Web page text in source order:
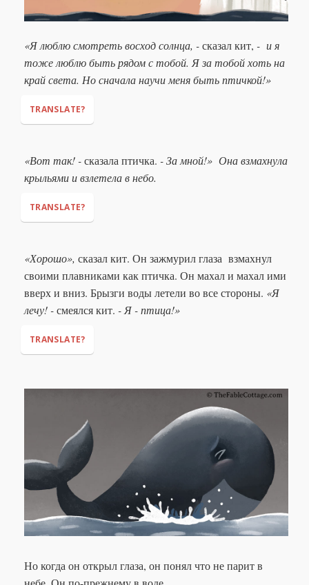
«Я люблю смотреть восход солнца, -сказал кит, - и я
тоже люблю быть рядом с тобой. Я за тобой хоть на
край света. Но сначала научи меня быть птичкой!»
TRANSLATE?
love to be by your side. I will follow you even to the edge of
the Earth. But first, teach me to be a bird!"
«Вот так! -сказала птичка. - За мной!» Она взмахнула
крыльями и взлетела в небо.
TRANSLATE?
flapped her wings and soared into the sky.
«Хорошо», сказал кит. Он зажмурил глаза взмахнул
своими плавниками как птичка. Он махал и махал ими
вверх и вниз. Брызги воды летели во все стороны. «Я
лечу! -смеялся кит. - Я - птица!»
TRANSLATE?
"I'm flying!" "I'm a bird!"
Но когда он открыл глаза, он понял что не парит в